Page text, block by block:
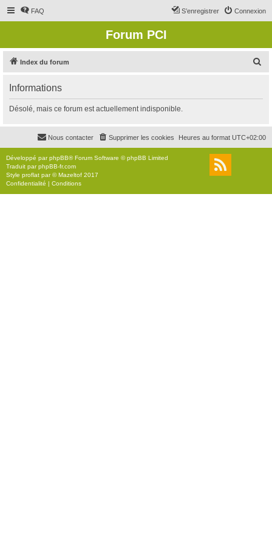
FAQ Connexion
S’enregistrer
Forum PCI
Index du forum
r
c
r
Informations
Désolé, mais ce forum est actuellement indisponible.
Heures au format UTC+02:00
Supprimer les cookies
Nous contacter
Développé parphpBB® Forum Software © phpBB Limited
Traduit parphpBB-fr.com
Style proflat par ©Mazeltof 2017
Confidentialité | Conditions